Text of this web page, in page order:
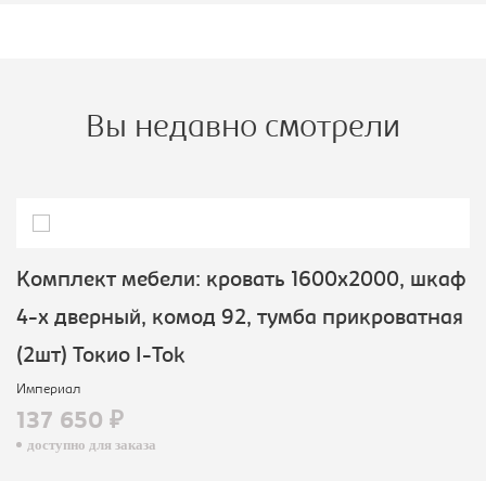
Вы недавно смотрели
Комплект мебели: кровать 1600х2000, шкаф
4-х дверный, комод 92, тумба прикроватная
(2шт) Токио I-Tok
Империал
137 650 ₽
доступно для заказа